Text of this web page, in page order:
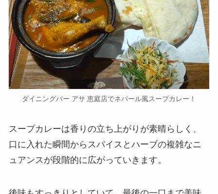
ダイニングバー アサ 恵庭店でネパール風スープカレー！
スープカレーは香りの立ち上がりが素晴らしく、
口に入れた瞬間からスパイスとハーブの複雑なニ
ュアンスが段階的に広がっていきます。